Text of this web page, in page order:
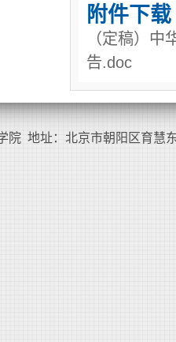
附件下载
（定稿）
告.doc
地址：北京市朝阳区育慧东